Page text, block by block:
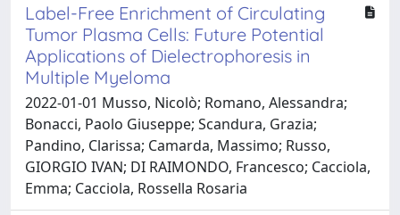
Label-Free Enrichment of Circulating
Tumor Plasma Cells: Future Potential
Applications of Dielectrophoresis in
Multiple Myeloma
2022-01-01 Musso, Nicolò; Romano, Alessandra;
Bonacci, Paolo Giuseppe; Scandura, Grazia;
Pandino, Clarissa; Camarda, Massimo; Russo,
GIORGIO IVAN; DI RAIMONDO, Francesco; Cacciola,
Emma; Cacciola, Rossella Rosaria